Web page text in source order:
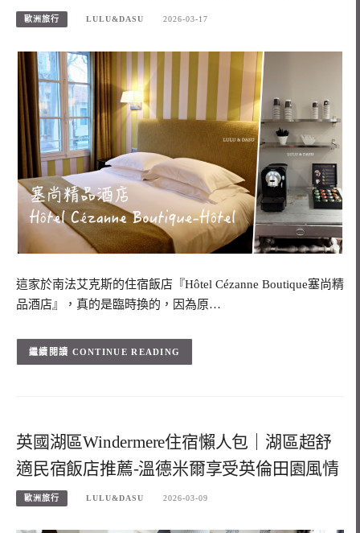
歐洲旅行 LULU&DASU 2026-03-17
這家於南法艾克斯的住宿飯店『Hôtel Cézanne Boutique塞尚精
品酒店』，真的是臨時換的，因為原…
CONTINUE READING
英國湖區Windermere住宿懶人包｜湖區超舒
適民宿飯店推薦-溫德米爾享受英倫田園風情
歐洲旅行 LULU&DASU 2026-03-09